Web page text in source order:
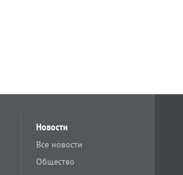
Новости
Все новости
Общество